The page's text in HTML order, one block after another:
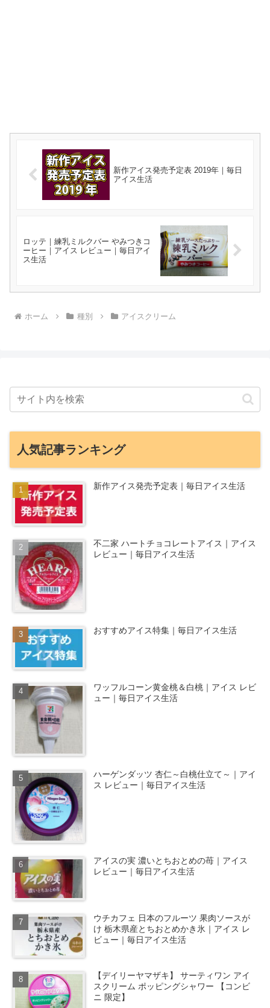
新作アイス発売予定表 2019年｜毎日
アイス生活
ロッテ｜練乳ミルクバー やみつきコ
ーヒー｜アイス レビュー｜毎日アイ
ス生活
ホーム 種別 アイスクリーム
人気記事ランキング
新作アイス発売予定表｜毎日アイス生活
不二家 ハートチョコレートアイス｜アイス
レビュー｜毎日アイス生活
おすすめアイス特集｜毎日アイス生活
ワッフルコーン黄金桃＆白桃｜アイス レビ
ュー｜毎日アイス生活
ハーゲンダッツ 杏仁～白桃仕立て～｜アイ
ス レビュー｜毎日アイス生活
アイスの実 濃いとちおとめの苺｜アイス
レビュー｜毎日アイス生活
ウチカフェ 日本のフルーツ 果肉ソースが
け 栃木県産とちおとめかき氷｜アイス レ
ビュー｜毎日アイス生活
【デイリーヤマザキ】 サーティワン アイ
スクリーム ポッピングシャワー 【コンビ
ニ 限定】